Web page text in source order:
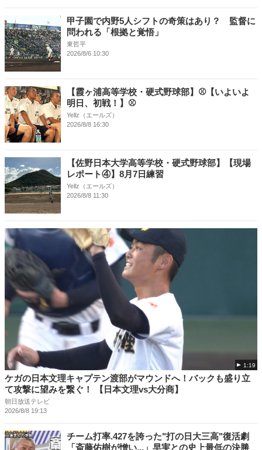
甲子園で内野5人シフトの奇策はあり？ 監督に
問われる「根拠と覚悟」
東哲平
2026/8/6 10:30
【霞ヶ浦高等学校・硬式野球部】⚾【いよいよ
明日、初戦！】⚾
Yellz（エールズ）
2026/8/8 16:30
【佐野日本大学高等学校・硬式野球部】【現場
レポート④】8月7日練習
Yellz（エールズ）
2026/8/8 11:30
1:19
ケガの日本文理キャプテン渡部がマウンドへ！バックも盛り立
て攻撃に望みを繋ぐ！ 【日本文理vs大分商】
朝日放送テレビ
2026/8/8 19:13
チーム打率.427を誇った"打の日大三高"復活劇
「斎藤佑樹が憎い...」早実との史上最低の決勝